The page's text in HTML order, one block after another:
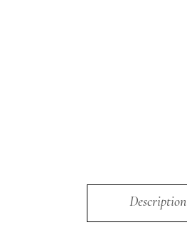
Description